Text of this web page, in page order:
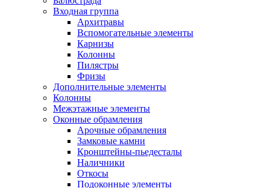
Входная группа
Архитравы
Вспомогательные элементы
Карнизы
Колонны
Пилястры
Фризы
Дополнительные элементы
Колонны
Межэтажные элементы
Оконные обрамления
Арочные обрамления
Замковые камни
Кронштейны-пьедесталы
Наличники
Откосы
Подоконные элементы